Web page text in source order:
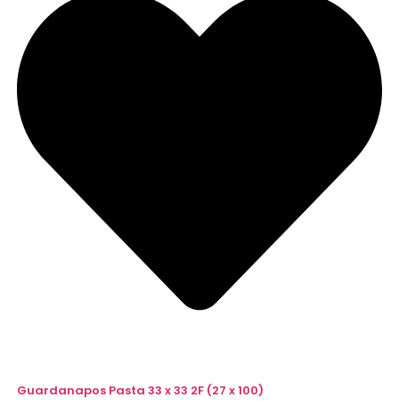
Guardanapos Pasta 33 x 33 2F (27 x 100)